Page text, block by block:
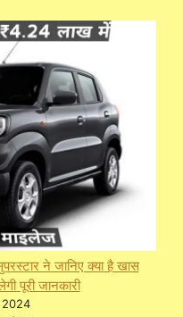
ने जानिए क्या है खास
पूरी जानकारी